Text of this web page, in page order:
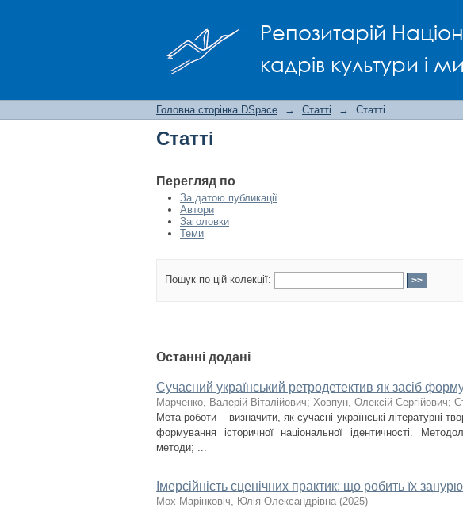
Репозитарій
кадрів культури і
Головна сторінка DSpace → Статті → Статті
Статті
Перегляд по
За датою публикації
Автори
Заголовки
Теми
Пошук по цій колекції:
Останні додані
Сучасний український ретродетектив як засіб
Марченко, Валерій Віталійович; Ховпун, Олексій Сергійович;
Мета роботи – визначити, як сучасні українські літературні
формування історичної національної ідентичності.
методи; ...
Імерсійність сценічних практик: що робить їх
Мох-Марінковіч, Юлія Олександрівна (2025)